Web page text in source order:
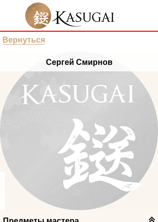
Вернуться
Сергей Смирнов